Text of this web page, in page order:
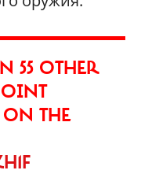
55 OTHER
ON THE